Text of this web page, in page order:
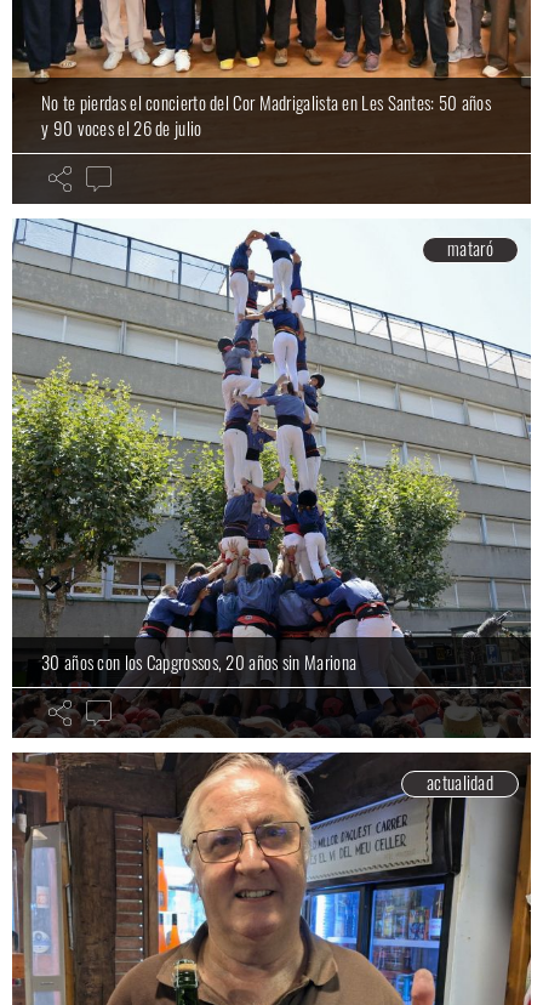
No te pierdas el concierto del Cor Madrigalista en Les Santes: 50 años
y 90 voces el 26 de julio
mataró
30 años con los Capgrossos, 20 años sin Mariona
actualidad